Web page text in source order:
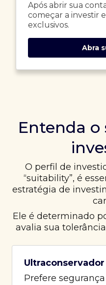
Após abrir sua
começar a investir
exclusivos.
Abra
Entenda o
O perfil de
“suitability”, é
estratégia de
Ele é determinado
avalia sua
Ultraconservador
Prefere